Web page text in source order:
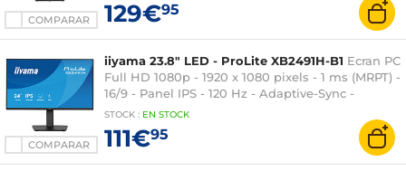
COMPARAR 129€95
COMPARAR
iiyama 23.8" LED - ProLite XB2491H-B1 Ecran PC
Full HD 1080p - 1920 x 1080 pixels - 1 ms (MRPT) -
16/9 - Panel IPS - 120 Hz - Adaptive-Sync -
DisplayPort/HDMI - Pivot - Negro
STOCK : EN STOCK
111€95